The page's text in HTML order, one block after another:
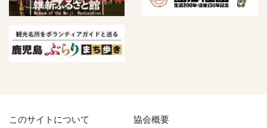
このサイトについて
協会概要